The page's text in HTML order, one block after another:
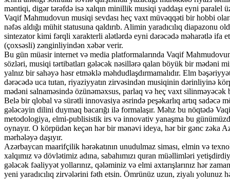
məntiqi, digər tərəfdə isə xalqın minillik musiqi yaddaşı eyni paralel
Vaqif Mahmudovun musiqi sevdası heç vaxt müvəqqəti bir hobbi
nəfəs aldığı mühit statusuna qaldırıb. Alimin yaradıcılıq diapazonu
sintezator kimi fərqli xarakterli alətlərdə eyni dərəcədə məharətlə ifa
(çoxsəsli) zənginliyindən xəbər verir.
Bu gün müasir internet və media platformalarında Vaqif
sözləri, musiqi tərtibatları gələcək nəsillərə qalan böyük bir mədəni
yalnız bir sahəyə həsr etməklə məhdudlaşdırmamalıdır. Elm
dərəcədə uca tutan, riyaziyyatın zirvəsindən musiqinin dərinliyinə
mədəni salnaməsində özünəməxsus, parlaq və heç vaxt silinməyəcək
Belə bir qlobal və sürətli innovasiya əsrində peşəkarlıq artıq
gələcəyin dilini duymaq bacarığı ilə formalaşır. Məhz bu nöqtədə
metodologiya, elmi-publisistik irs və innovativ yanaşma bu
oynayır. O körpüdən keçən hər bir mənəvi ideya, hər bir gənc zəka
mərhələyə daşıyır.
Azərbaycan maarifçilik hərəkatının unudulmaz siması, elmin və
xalqımız və dövlətimiz adına, sabahımızı quran müəllimləri
gələcək fəaliyyət yollarınız, qələminiz və elmi axtarışlarınız hər
yeni yaradıcılıq zirvələrini fəth etsin. Ömrünüz uzun, ziyalı yolunuz